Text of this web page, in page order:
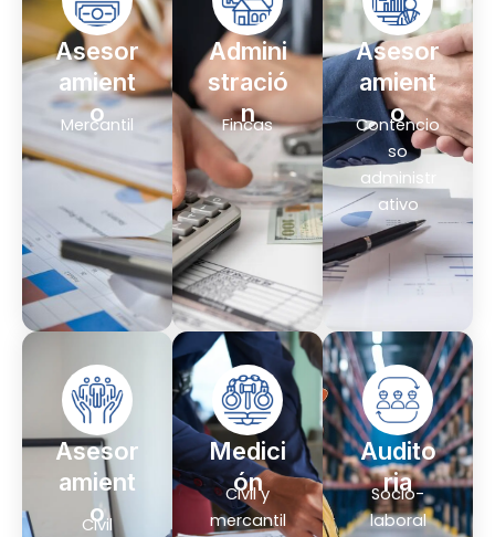
Asesor
amient
o
Mercantil
Admini
stració
n
Fincas
Asesor
amient
o
Contencio
so
administr
ativo
Asesor
amient
o
Civil
Medici
ón
Civil y
mercantil
Audito
ria
Socio-
laboral